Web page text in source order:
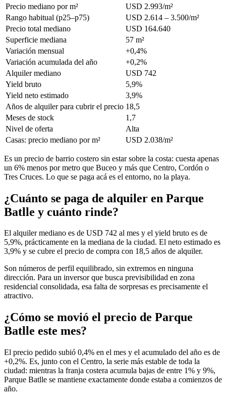
Precio mediano por m²
USD 2.993/m²
Rango habitual (p25–p75)
USD 2.614 – 3.500/m²
Precio total mediano
USD 164.640
Superficie mediana
57 m²
Variación mensual
+0,4%
Variación acumulada del año
+0,2%
Alquiler mediano
USD 742
Yield bruto
5,9%
Yield neto estimado
3,9%
Años de alquiler para cubrir el precio 18,5
Meses de stock
1,7
Nivel de oferta
Alta
Casas: precio mediano por m²
USD 2.038/m²
Es un precio de barrio costero sin estar sobre la costa: cuesta apenas
un 6% menos por metro que Buceo y más que Centro, Cordón o
Tres Cruces. Lo que se paga acá es el entorno, no la playa.
¿Cuánto se paga de alquiler en Parque
Batlle y cuánto rinde?
El alquiler mediano es de USD 742 al mes y el yield bruto es de
5,9%, prácticamente en la mediana de la ciudad. El neto estimado es
3,9% y se cubre el precio de compra con 18,5 años de alquiler.
Son números de perfil equilibrado, sin extremos en ninguna
dirección. Para un inversor que busca previsibilidad en zona
residencial consolidada, esa falta de sorpresas es precisamente el
atractivo.
¿Cómo se movió el precio de Parque
Batlle este mes?
El precio pedido subió 0,4% en el mes y el acumulado del año es de
+0,2%. Es, junto con el Centro, la serie más estable de toda la
ciudad: mientras la franja costera acumula bajas de entre 1% y 9%,
Parque Batlle se mantiene exactamente donde estaba a comienzos de
año.